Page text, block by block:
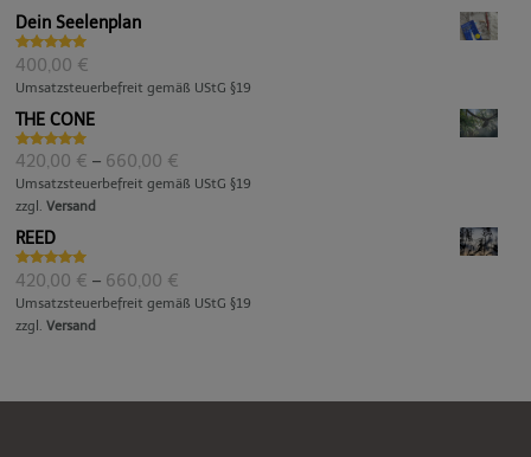
Dein Seelenplan
Bewertet
mit5.00
von 5
400,00 €
Umsatzsteuerbefreit gemäß UStG §19
THE CONE
Bewertet
mit5.00
von 5
420,00 € – 660,00 €
420,00 €
Umsatzsteuerbefreit gemäß UStG §19
zzgl.Versand
REED
Bewertet
mit5.00
von 5
420,00 € – 660,00 €
420,00 €
Umsatzsteuerbefreit gemäß UStG §19
zzgl.Versand